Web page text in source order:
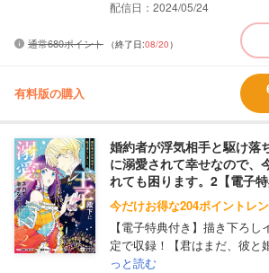
配信日：2024/05/24
通常680ポイント （終了日:08/20）
有料版の購入
婚約者が浮気相手と駆け落
に溺愛されて幸せなので、
れても困ります。2【電子特
今だけお得な204ポイントレ
【電子特典付き】描き下ろ
定で収録！【君はまだ、彼と
っと読む